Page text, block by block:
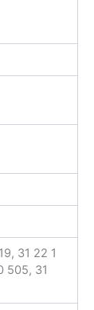
31 22 1
505, 31